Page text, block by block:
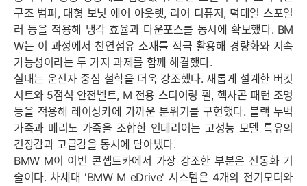
구조 범퍼, 대형 보닛 에어 아웃렛, 리어 디퓨저, 덕테일 스포일
러 등을 적용해 냉각 효율과 다운포스를 동시에 확보했다. BM
W는 이 과정에서 천연섬유 소재를 적극 활용해 경량화와 지속
가능성이라는 두 가지 과제를 함께 해결했다.
실내는 운전자 중심 철학을 더욱 강조했다. 새롭게 설계한 버킷
시트와 5점식 안전벨트, M 전용 스티어링 휠, 헥사곤 패턴 조명
등을 적용해 레이싱카에 가까운 분위기를 구현했다. 블랙 누벅
가죽과 메리노 가죽을 조합한 인테리어는 고성능 모델 특유의
긴장감과 고급감을 동시에 담아냈다.
BMW M이 이번 콘셉트카에서 가장 강조한 부분은 전동화 기
술이다. 차세대 'BMW M eDrive' 시스템은 4개의 전기모터와